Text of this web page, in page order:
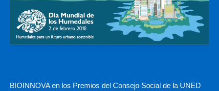
BIOINNOVA en los Premios del Consejo Social de la UNED